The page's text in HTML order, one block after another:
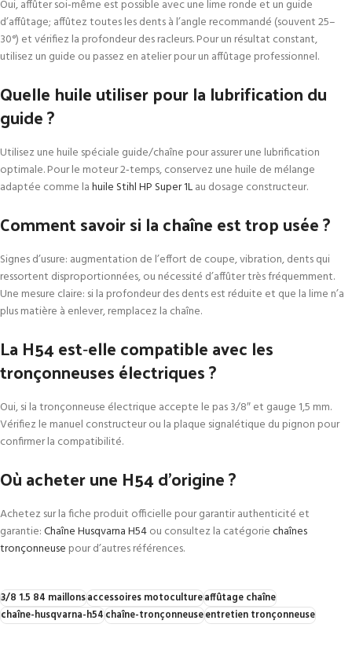
Oui, affûter soi‑même est possible avec une lime ronde et un guide
d’affûtage; affûtez toutes les dents à l’angle recommandé (souvent 25–
30°) et vérifiez la profondeur des racleurs. Pour un résultat constant,
utilisez un guide ou passez en atelier pour un affûtage professionnel.
Quelle huile utiliser pour la lubrification du
guide ?
Utilisez une huile spéciale guide/chaîne pour assurer une lubrification
optimale. Pour le moteur 2‑temps, conservez une huile de mélange
adaptée comme lahuile Stihl HP Super 1Lau dosage constructeur.
Comment savoir si la chaîne est trop usée ?
Signes d’usure: augmentation de l’effort de coupe, vibration, dents qui
ressortent disproportionnées, ou nécessité d’affûter très fréquemment.
Une mesure claire: si la profondeur des dents est réduite et que la lime n’a
plus matière à enlever, remplacez la chaîne.
La H54 est‑elle compatible avec les
tronçonneuses électriques ?
Oui, si la tronçonneuse électrique accepte le pas 3/8″ et gauge 1,5 mm.
Vérifiez le manuel constructeur ou la plaque signalétique du pignon pour
confirmer la compatibilité.
Où acheter une H54 d’origine ?
Achetez sur la fiche produit officielle pour garantir authenticité et
garantie:Chaîne Husqvarna H54ou consultez la catégoriechaînes
tronçonneuse pour d’autres références.
3/8 1.5 84 maillonsaccessoires motocultureaffûtage chaîne
chaîne-husqvarna-h54chaîne-tronçonneuseentretien tronçonneuse